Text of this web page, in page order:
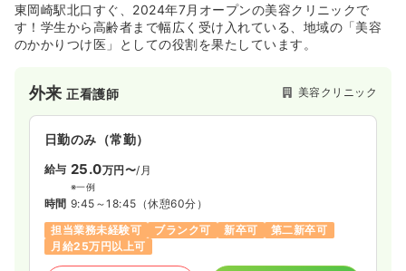
一時募集休止
給与 お問い合わせください
時間
気になる
東岡崎駅北口すぐ、2024年7月オープンの美容クリニックで
す！学生から高齢者まで幅広く受け入れている、地域の「美容
のかかりつけ医」としての役割を果たしています。
外来正看護師 美容クリニック
日勤のみ（常勤）
給与 25.0万円〜/月
※一例
時間 9:45～18:45 （休憩60分）
担当業務未経験可
ブランク可 新卒可
第二新卒可
月給25万円以上可